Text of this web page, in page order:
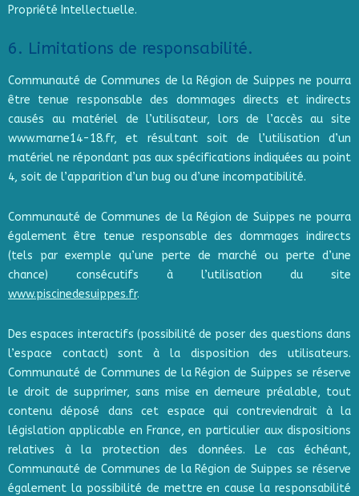
Propriété Intellectuelle.
6. Limitations de responsabilité.
Communauté de Communes de la Région de Suippes ne pourra
être tenue responsable des dommages directs et indirects
causés au matériel de l’utilisateur, lors de l’accès au site
www.marne14-18.fr, et résultant soit de l’utilisation d’un
matériel ne répondant pas aux spécifications indiquées au point
4, soit de l’apparition d’un bug ou d’une incompatibilité.
Communauté de Communes de la Région de Suippes ne pourra
également être tenue responsable des dommages indirects
(tels par exemple qu’une perte de marché ou perte d’une
chance) consécutifs à l’utilisation du site
www.piscinedesuippes.fr.
Des espaces interactifs (possibilité de poser des questions dans
l’espace contact) sont à la disposition des utilisateurs.
Communauté de Communes de la Région de Suippes se réserve
le droit de supprimer, sans mise en demeure préalable, tout
contenu déposé dans cet espace qui contreviendrait à la
législation applicable en France, en particulier aux dispositions
relatives à la protection des données. Le cas échéant,
Communauté de Communes de la Région de Suippes se réserve
également la possibilité de mettre en cause la responsabilité